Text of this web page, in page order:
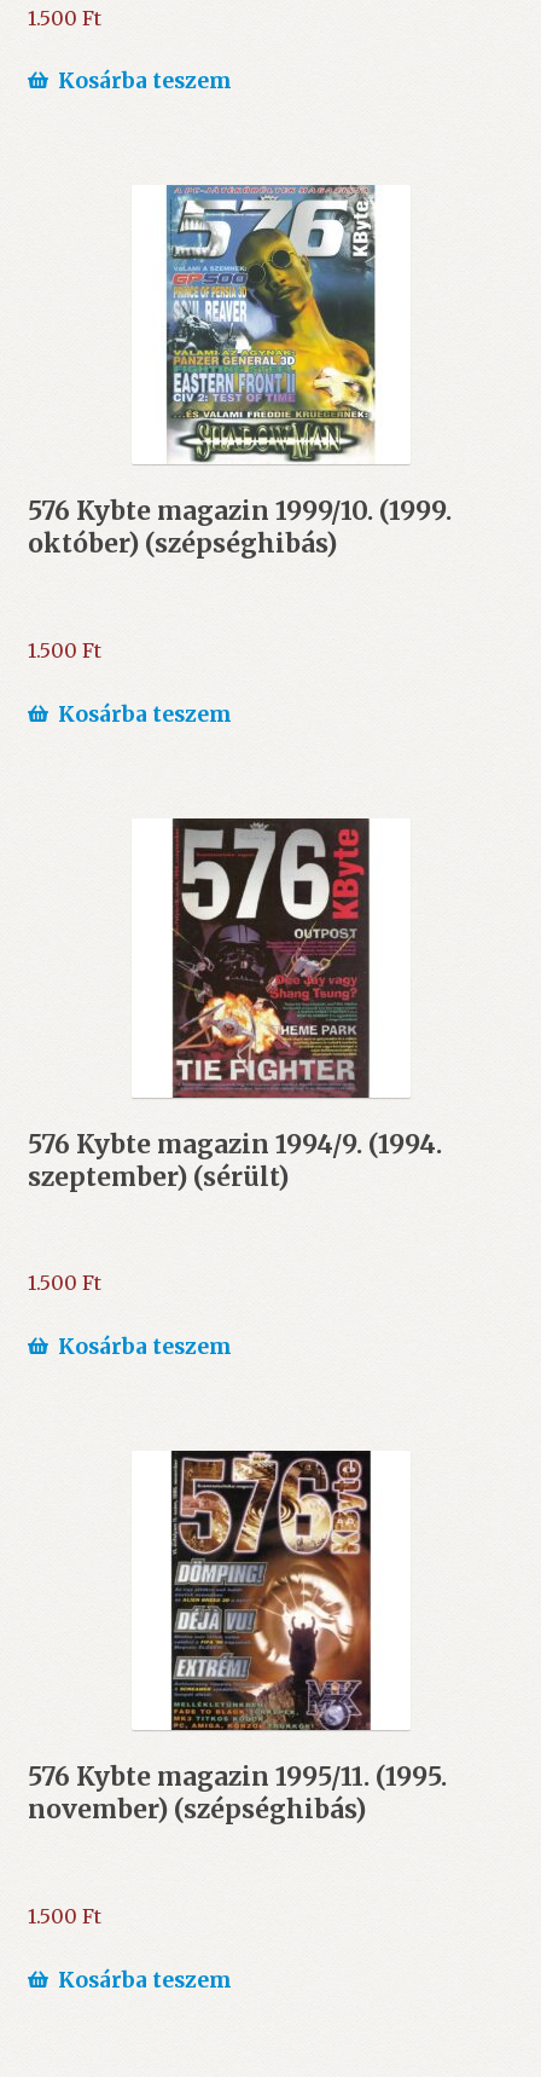
1.500 Ft
Kosárba teszem
576 Kybte magazin 1999/10. (1999.
október) (szépséghibás)
1.500 Ft
Kosárba teszem
576 Kybte magazin 1994/9. (1994.
szeptember) (sérült)
1.500 Ft
Kosárba teszem
576 Kybte magazin 1995/11. (1995.
november) (szépséghibás)
1.500 Ft
Kosárba teszem